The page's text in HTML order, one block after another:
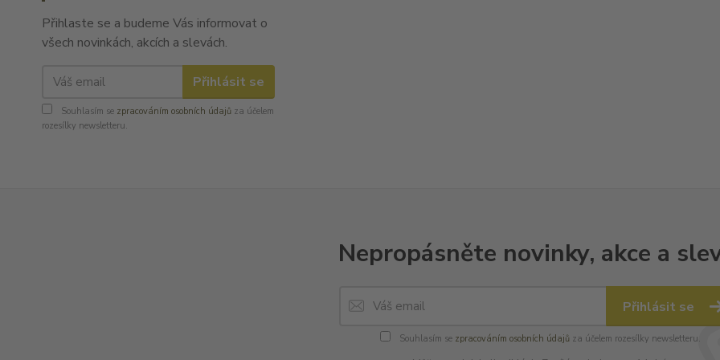
Přihlaste se a budeme Vás informovat o
všech novinkách, akcích a slevách.
Přihlásit se
Souhlasím se zpracováním osobních údajů za účelem
rozesílky newsletteru.
Nepropásněte novinky, akce a
Přihlásit se
Souhlasím se zpracováním osobních údajůza účelem rozesílky newsletteru.